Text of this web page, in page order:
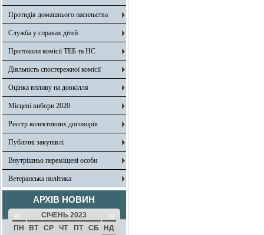
Протидія домашнього насильства
Служба у справах дітей
Протоколи комісії ТЕБ та НС
Діяльність спостережної комісії
Оцінка впливу на довкілля
Місцеві вибори 2020
Реєстр колективних договорів
Публічні закупівлі
Внутрішньо переміщені особи
Ветеранська політика
АРХІВ НОВИН
« СІЧЕНЬ 2023 »
ПН ВТ СР ЧТ ПТ СБ
НД